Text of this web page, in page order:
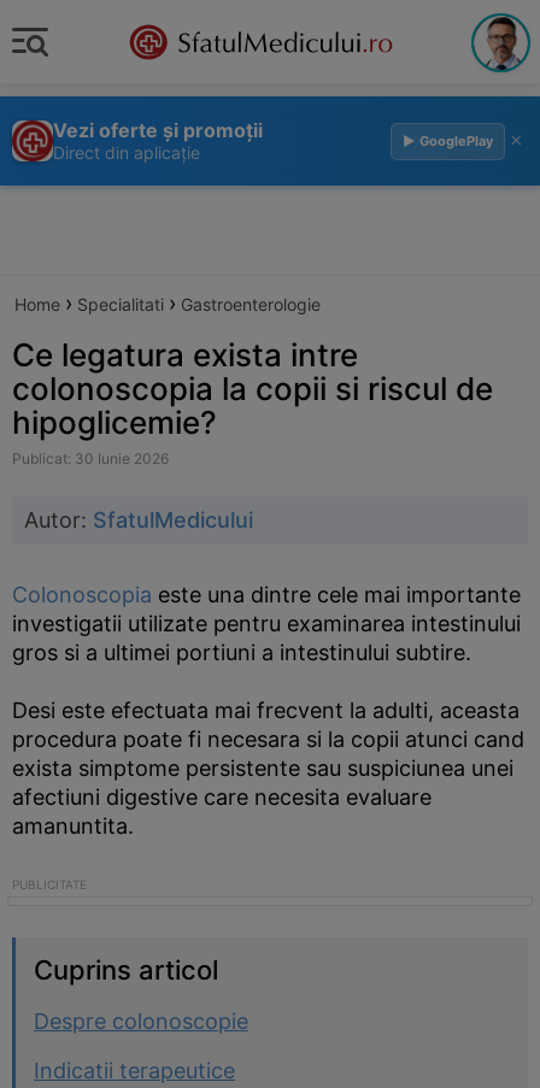
Vezi oferte și promoții
Direct din aplicație
▶ GooglePlay ×
Home › Specialitati › Gastroenterologie
Ce legatura exista intre
colonoscopia la copii si riscul de
hipoglicemie?
Publicat: 30 Iunie 2026
Autor: SfatulMedicului
Colonoscopia este una dintre cele mai importante
investigatii utilizate pentru examinarea intestinului
gros si a ultimei portiuni a intestinului subtire.
Desi este efectuata mai frecvent la adulti, aceasta
procedura poate fi necesara si la copii atunci cand
exista simptome persistente sau suspiciunea unei
afectiuni digestive care necesita evaluare
amanuntita.
Cuprins articol
Despre colonoscopie
Indicatii terapeutice